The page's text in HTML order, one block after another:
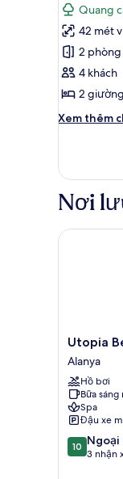
quang
cảnh
vườn
cả
ảnh
Phòng
Suite
dành
gia
Quang
42 mét
2
4 khách
2
Xem thêm
Chi
Phòng
dành
gia
Nơi
Utopia
Beach
Club
Alanya
Utopia
Alanya
Hồ bơi
Bữa
Spa
Đậu xe
10.0
trên
10 Ngoại
3 nhận
Utopia